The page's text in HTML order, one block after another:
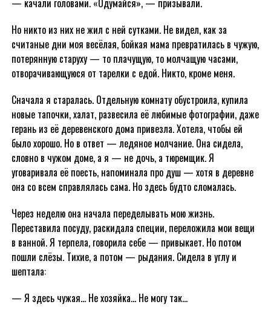
— качали головами. «Одумайся», — призывали.
Но никто из них не жил с ней сутками. Не видел, как за
считаные дни моя весёлая, бойкая мама превратилась в чужую,
потерянную старуху — то плачущую, то молчащую часами,
отворачивающуюся от тарелки с едой. Никто, кроме меня.
Сначала я старалась. Отдельную комнату обустроила, купила
новые тапочки, халат, развесила её любимые фотографии, даже
герань из её деревенского дома привезла. Хотела, чтобы ей
было хорошо. Но в ответ — ледяное молчание. Она сидела,
словно в чужом доме, а я — не дочь, а тюремщик. Я
уговаривала её поесть, напоминала про душ — хотя в деревне
она со всем справлялась сама. Но здесь будто сломалась.
Через неделю она начала переделывать мою жизнь.
Переставила посуду, раскидала специи, переложила мои вещи
в ванной. Я терпела, говорила себе — привыкает. Но потом
пошли слёзы. Тихие, а потом — рыдания. Сидела в углу и
шептала:
— Я здесь чужая… Не хозяйка… Не могу так…